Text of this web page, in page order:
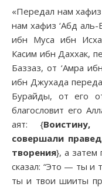
«Передал нам
нам хафиз ‘Абд
ибн Муса ибн
Касим ибн Даххак,
Баззаз, от ‘Амра
ибн Джухада
Бурайды, от его
благословит его
аят: {
совершали
творения}, а затем
сказал: “Это — ты и
ты и твои шииты